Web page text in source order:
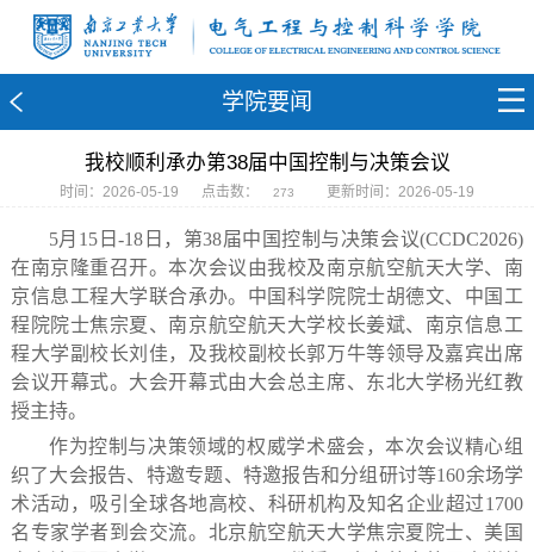
学院要闻
我校顺利承办第38届中国控制与决策会议
时间：2026-05-19 点击数： 273 更新时间：2026-05-19
5月15日-18日，第38届中国控制与决策会议(CCDC2026)
在南京隆重召开。本次会议由我校及南京航空航天大学、南
京信息工程大学联合承办。中国科学院院士胡德文、中国工
程院院士焦宗夏、南京航空航天大学校长姜斌、南京信息工
程大学副校长刘佳，及我校副校长郭万牛等领导及嘉宾出席
会议开幕式。大会开幕式由大会总主席、东北大学杨光红教
授主持。
作为控制与决策领域的权威学术盛会，本次会议精心组
织了大会报告、特邀专题、特邀报告和分组研讨等160余场学
术活动，吸引全球各地高校、科研机构及知名企业超过1700
名专家学者到会交流。北京航空航天大学焦宗夏院士、美国